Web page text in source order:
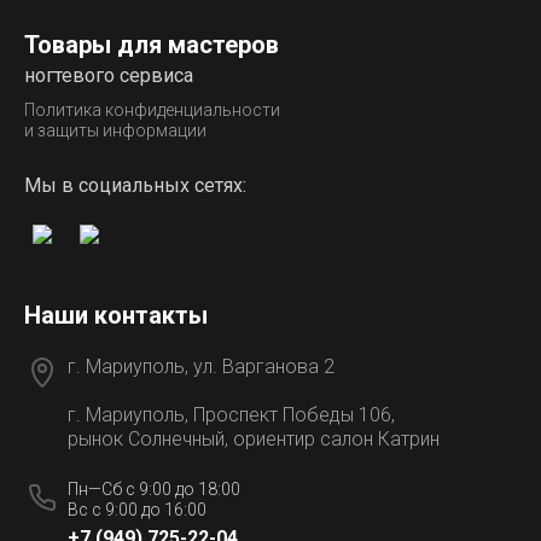
Товары для мастеров
ногтевого сервиса
Политика конфиденциальности
и защиты информации
Мы в социальных сетях:
Наши контакты
г. Мариуполь, ул. Варганова 2
г. Мариуполь, Проспект Победы 106,
рынок Солнечный, ориентир салон Катрин
Пн—Сб с 9:00 до 18:00
Вс с 9:00 до 16:00